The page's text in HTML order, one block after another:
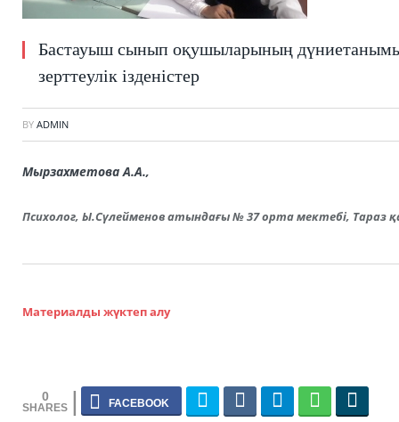
Бастауыш сынып оқушыларының
зерттеулік ізденістер
BY ADMIN
Мырзахметова А.А.,
Психолог, Ы.Сүлейменов атындағы № 37 орта мектебі, Тараз
Материалды жүктеп алу
0